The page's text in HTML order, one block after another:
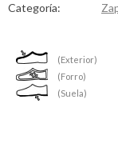
Categoría:
(Exterior)
(Forro)
(Suela)